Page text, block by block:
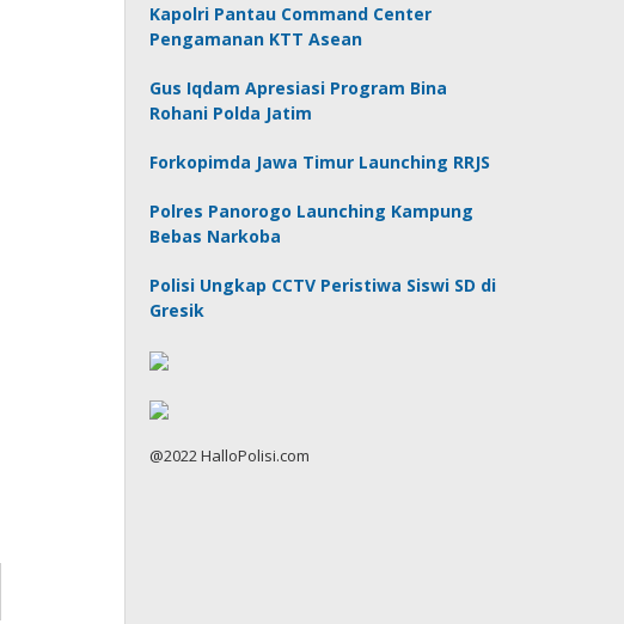
Kapolri Pantau Command Center
Pengamanan KTT Asean
Gus Iqdam Apresiasi Program Bina
Rohani Polda Jatim
Forkopimda Jawa Timur Launching RRJS
Polres Panorogo Launching Kampung
Bebas Narkoba
Polisi Ungkap CCTV Peristiwa Siswi SD di
Gresik
@2022 HalloPolisi.com